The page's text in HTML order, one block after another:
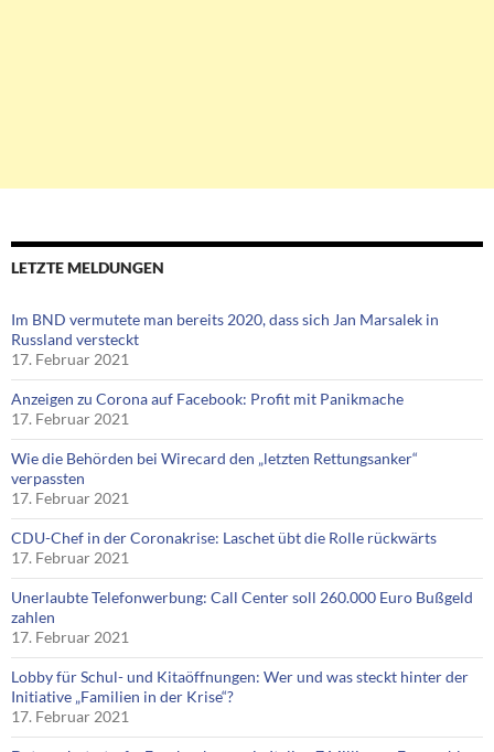
LETZTE MELDUNGEN
Im BND vermutete man bereits 2020, dass sich Jan Marsalek in
Russland versteckt
17. Februar 2021
Anzeigen zu Corona auf Facebook: Profit mit Panikmache
17. Februar 2021
Wie die Behörden bei Wirecard den „letzten Rettungsanker“
verpassten
17. Februar 2021
CDU-Chef in der Coronakrise: Laschet übt die Rolle rückwärts
17. Februar 2021
Unerlaubte Telefonwerbung: Call Center soll 260.000 Euro Bußgeld
zahlen
17. Februar 2021
Lobby für Schul- und Kitaöffnungen: Wer und was steckt hinter der
Initiative „Familien in der Krise“?
17. Februar 2021